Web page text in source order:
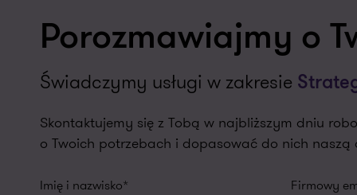
Porozmawiajmy o
Świadczymy usługi w zakresie
Skontaktujemy się z Tobą w najbliższym dniu
o Twoich potrzebach i dopasować do nich naszą
Imię i nazwisko* Firmowy